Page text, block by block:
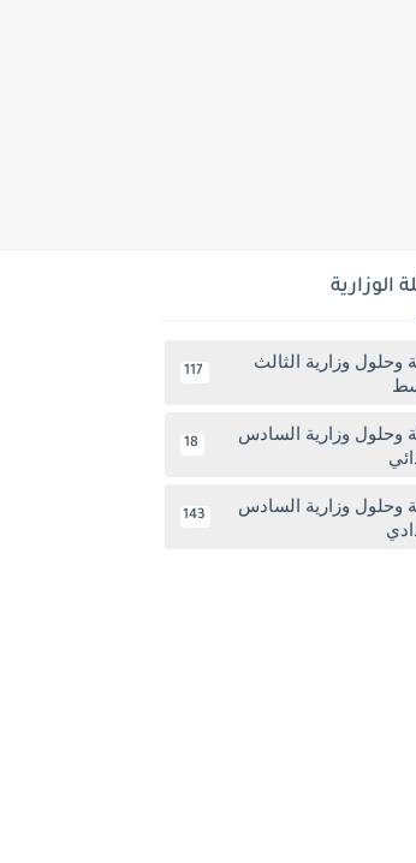
الوزارية
وحلول وزارية الثالث
117
وحلول وزارية السادس
18
وحلول وزارية السادس
143